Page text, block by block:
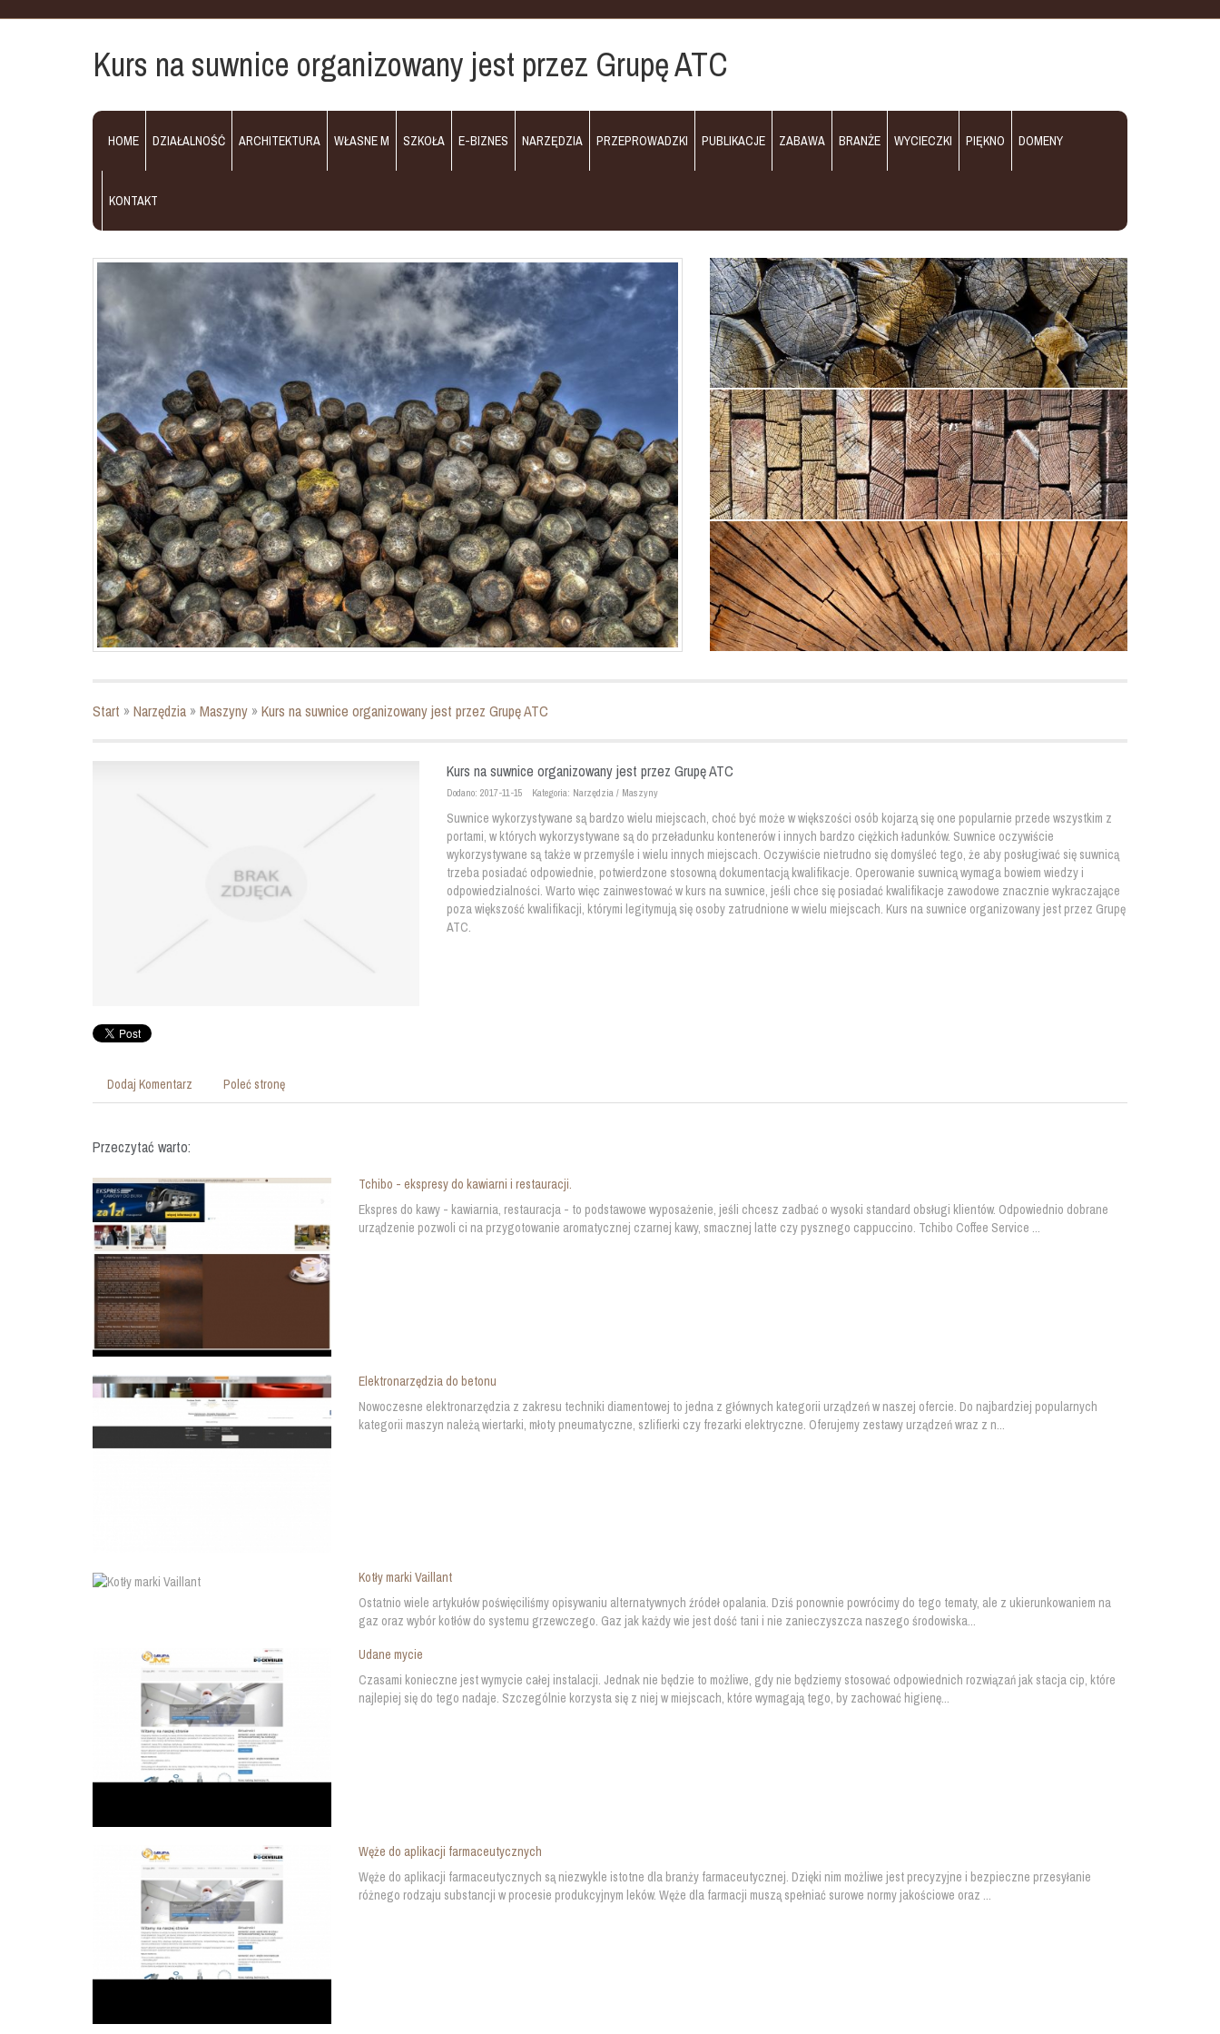
Kurs na suwnice organizowany jest przez Grupę ATC
HOME DZIAŁALNOŚĆ ARCHITEKTURA WŁASNE M SZKOŁA E-BIZNES NARZĘDZIA PRZEPROWADZKI PUBLIKACJE ZABAWA BRANŻE WYCIECZKI PIĘKNO DOMENY
KONTAKT
Start »Narzędzia »Maszyny »Kurs na suwnice organizowany jest przez Grupę ATC
Kurs na suwnice organizowany jest przez Grupę ATC
Dodano: 2017-11-15 Kategoria: Narzędzia / Maszyny
Suwnice wykorzystywane są bardzo wielu miejscach, choć być może w większości osób kojarzą się one popularnie przede wszystkim z
portami, w których wykorzystywane są do przeładunku kontenerów i innych bardzo ciężkich ładunków. Suwnice oczywiście
wykorzystywane są także w przemyśle i wielu innych miejscach. Oczywiście nietrudno się domyśleć tego, że aby posługiwać się suwnicą
trzeba posiadać odpowiednie, potwierdzone stosowną dokumentacją kwalifikacje. Operowanie suwnicą wymaga bowiem wiedzy i
odpowiedzialności. Warto więc zainwestować w kurs na suwnice, jeśli chce się posiadać kwalifikacje zawodowe znacznie wykraczające
poza większość kwalifikacji, którymi legitymują się osoby zatrudnione w wielu miejscach. Kurs na suwnice organizowany jest przez Grupę
ATC.
Dodaj Komentarz Poleć stronę
Przeczytać warto:
Tchibo - ekspresy do kawiarni i restauracji.
Ekspres do kawy - kawiarnia, restauracja - to podstawowe wyposażenie, jeśli chcesz zadbać o wysoki standard obsługi klientów. Odpowiednio dobrane
urządzenie pozwoli ci na przygotowanie aromatycznej czarnej kawy, smacznej latte czy pysznego cappuccino. Tchibo Coffee Service ...
Elektronarzędzia do betonu
Nowoczesne elektronarzędzia z zakresu techniki diamentowej to jedna z głównych kategorii urządzeń w naszej ofercie. Do najbardziej popularnych
kategorii maszyn należą wiertarki, młoty pneumatyczne, szlifierki czy frezarki elektryczne. Oferujemy zestawy urządzeń wraz z n...
Kotły marki Vaillant
Ostatnio wiele artykułów poświęciliśmy opisywaniu alternatywnych źródeł opalania. Dziś ponownie powrócimy do tego tematy, ale z ukierunkowaniem na
gaz oraz wybór kotłów do systemu grzewczego. Gaz jak każdy wie jest dość tani i nie zanieczyszcza naszego środowiska...
Udane mycie
Czasami konieczne jest wymycie całej instalacji. Jednak nie będzie to możliwe, gdy nie będziemy stosować odpowiednich rozwiązań jak stacja cip, które
najlepiej się do tego nadaje. Szczególnie korzysta się z niej w miejscach, które wymagają tego, by zachować higienę...
Węże do aplikacji farmaceutycznych
Węże do aplikacji farmaceutycznych są niezwykle istotne dla branży farmaceutycznej. Dzięki nim możliwe jest precyzyjne i bezpieczne przesyłanie
różnego rodzaju substancji w procesie produkcyjnym leków. Węże dla farmacji muszą spełniać surowe normy jakościowe oraz ...